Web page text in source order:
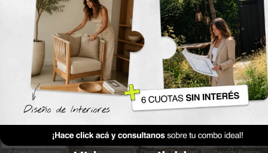
Anterior Clase
Clase 13
Materiales